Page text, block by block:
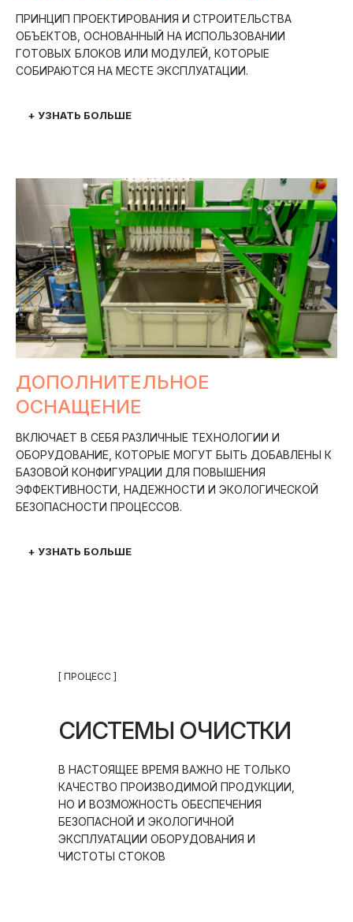
ПРИНЦИП ПРОЕКТИРОВАНИЯ И СТРОИТЕЛЬСТВА
ОБЪЕКТОВ, ОСНОВАННЫЙ НА ИСПОЛЬЗОВАНИИ
ГОТОВЫХ БЛОКОВ ИЛИ МОДУЛЕЙ, КОТОРЫЕ
СОБИРАЮТСЯ НА МЕСТЕ ЭКСПЛУАТАЦИИ.
+ УЗНАТЬ БОЛЬШЕ
ДОПОЛНИТЕЛЬНОЕ
ОСНАЩЕНИЕ
ВКЛЮЧАЕТ В СЕБЯ РАЗЛИЧНЫЕ ТЕХНОЛОГИИ И
ОБОРУДОВАНИЕ, КОТОРЫЕ МОГУТ БЫТЬ ДОБАВЛЕНЫ К
БАЗОВОЙ КОНФИГУРАЦИИ ДЛЯ ПОВЫШЕНИЯ
ЭФФЕКТИВНОСТИ, НАДЕЖНОСТИ И ЭКОЛОГИЧЕСКОЙ
БЕЗОПАСНОСТИ ПРОЦЕССОВ.
+ УЗНАТЬ БОЛЬШЕ
[ ПРОЦЕСС ]
СИСТЕМЫ ОЧИСТКИ
В НАСТОЯЩЕЕ ВРЕМЯ ВАЖНО НЕ ТОЛЬКО
КАЧЕСТВО ПРОИЗВОДИМОЙ ПРОДУКЦИИ,
НО И ВОЗМОЖНОСТЬ ОБЕСПЕЧЕНИЯ
БЕЗОПАСНОЙ И ЭКОЛОГИЧНОЙ
ЭКСПЛУАТАЦИИ ОБОРУДОВАНИЯ И
ЧИСТОТЫ СТОКОВ